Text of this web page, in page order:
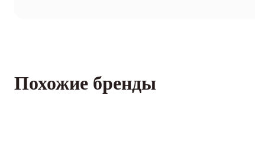
Похожие бренды